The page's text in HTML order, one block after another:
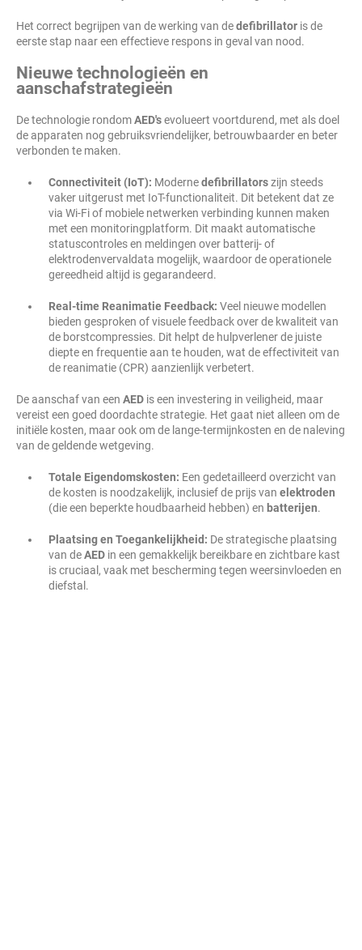
Het correct begrijpen van de werking van dedefibrillator is de
eerste stap naar een effectieve respons in geval van nood.
Nieuwe technologieën en
aanschafstrategieën
De technologie rondomAED'sevolueert voortdurend, met als doel
de apparaten nog gebruiksvriendelijker, betrouwbaarder en beter
verbonden te maken.
Connectiviteit (IoT): Modernedefibrillatorszijn steeds
vaker uitgerust met IoT-functionaliteit. Dit betekent dat ze
via Wi-Fi of mobiele netwerken verbinding kunnen maken
met een monitoringplatform. Dit maakt automatische
statuscontroles en meldingen over batterij- of
elektrodenvervaldata mogelijk, waardoor de operationele
gereedheid altijd is gegarandeerd.
Real-time Reanimatie Feedback: Veel nieuwe modellen
bieden gesproken of visuele feedback over de kwaliteit van
de borstcompressies. Dit helpt de hulpverlener de juiste
diepte en frequentie aan te houden, wat de effectiviteit van
de reanimatie (CPR) aanzienlijk verbetert.
De aanschaf van een AED is een investering in veiligheid, maar
vereist een goed doordachte strategie. Het gaat niet alleen om de
initiële kosten, maar ook om de lange-termijnkosten en de naleving
van de geldende wetgeving.
Totale Eigendomskosten: Een gedetailleerd overzicht van
de kosten is noodzakelijk, inclusief de prijs van elektroden
(die een beperkte houdbaarheid hebben) en batterijen.
Plaatsing en Toegankelijkheid: De strategische plaatsing
van deAED in een gemakkelijk bereikbare en zichtbare kast
is cruciaal, vaak met bescherming tegen weersinvloeden en
diefstal.